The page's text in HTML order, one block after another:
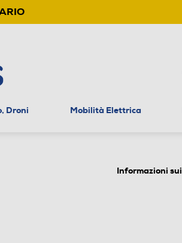
Droni Mobilità Elettrica
Informazioni